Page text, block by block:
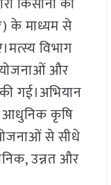
के माध्यम से
विभाग
योजनाओं और
गई।अभियान
आधुनिक कृषि
से सीधे
उन्नत और